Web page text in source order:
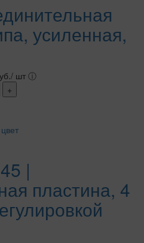
усиленная,
шт ⓘ
+
|
пластина, 4